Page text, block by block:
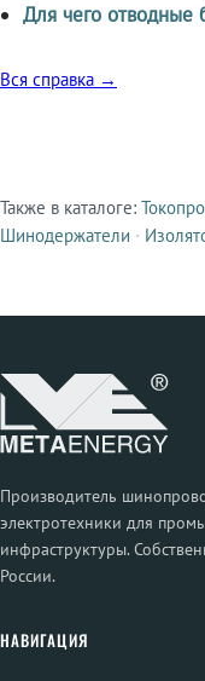
Для чего отводные
Вся справка →
Смежные
Также в каталоге:
Шинодержатели ·
Производитель
электротехники для
инфраструктуры.
России.
НАВИГАЦИЯ